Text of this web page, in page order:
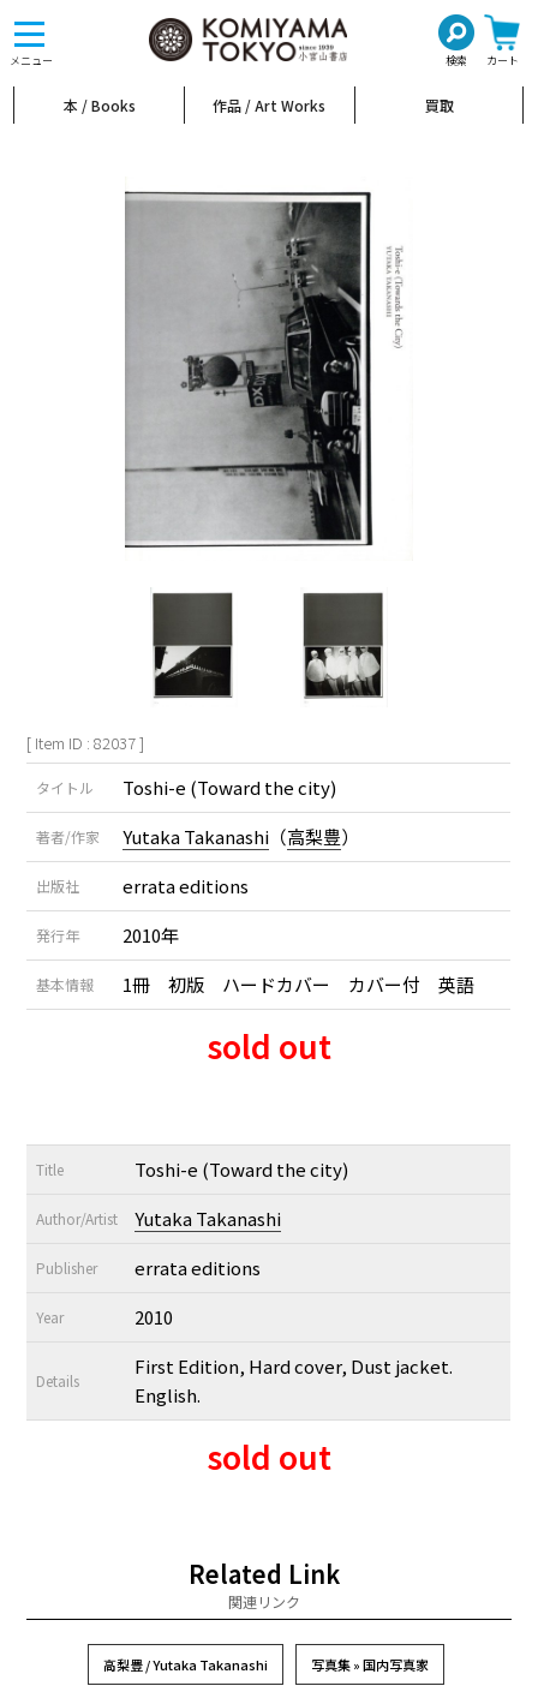
メニュー 検索 カート
toggle
navigation
本 / Books 作品 / Art Works 買取
[ Item ID : 82037 ]
タイトル Toshi-e (Toward the city)
著者/作家 Yutaka Takanashi （高梨豊）
出版社 errata editions
発行年 2010年
基本情報 1冊 初版 ハードカバー カバー付 英語
sold out
Title Toshi-e (Toward the city)
Author/Artist Yutaka Takanashi
Publisher errata editions
Year 2010
Details
First Edition, Hard cover, Dust jacket.
English.
sold out
Related Link
関連リンク
高梨豊 / Yutaka Takanashi 写真集 » 国内写真家